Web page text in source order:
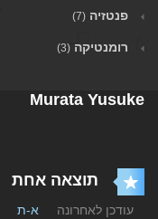
פנטזיה (7)
רומנטיקה (3)
Murata Yusuke
תוצאה אחת
עודכן לאחרונה א-ת